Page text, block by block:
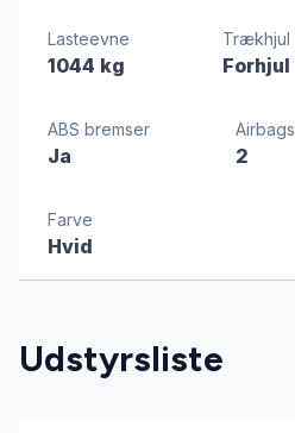
Lasteevne
1044 kg
Trækhjul
Forhjul
ABS bremser
Ja
Airbags
2
Farve
Hvid
Udstyrsliste